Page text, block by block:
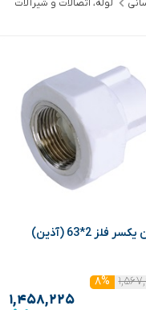
لوله، اتصالات و شیرآلات
فلز 2*63 (آذین)
۸%
۱,۴۵۸,۲۲۵